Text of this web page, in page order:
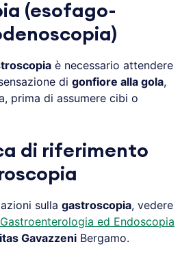
(esofago-
è necessario attendere
di gonfiore alla gola,
prima di assumere cibi o
di riferimento
sulla gastroscopia, vedere
ed Endoscopia
Gavazzeni Bergamo.